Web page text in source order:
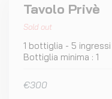
Tavolo Privè
Sold out
1 bottiglia - 5
Bottiglia minima : 1
€300